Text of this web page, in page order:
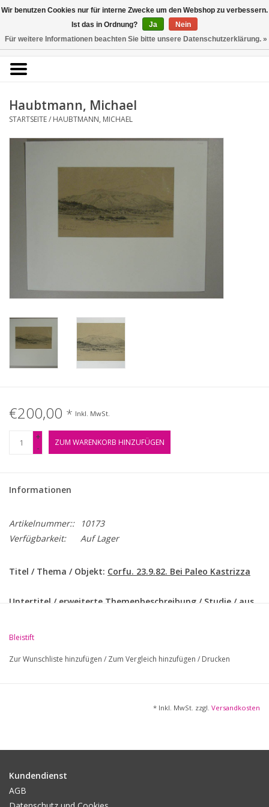
0 Artikel - €0,00
Kunstantiquariat
Rolf Brehmer
Portal für Grafik aus 5
Fotografie
Varia & Rara
Haubtmann, Michael
STARTSEITE/ HAUBTMANN, MICHAEL
€200,00 * Inkl. MwSt.
+
-
ZUM WARENKORB HINZUFÜGEN
Informationen
Artikelnummer::
10173
Verfügbarkeit:
Auf Lager
Titel / Thema / Objekt: Corfu. 23.9.82. Bei Paleo Kastrizza
Untertitel / erweiterte Themenbeschreibung / Studie / aus
Mappe / Zyklus / Journal / weitere Abbildung(en) verso:
Einträge recto und - oder verso:
Ortsbezeichnet u. datiert 23.9.82
Bleistift
Zur Wunschliste hinzufügen / Zum Vergleich hinzufügen / Drucken
* Inkl. MwSt. zzgl. Versandkosten
Kundendienst
AGB
Wir benutzen Cookies nur für interne Zwecke um den Webshop zu verbessern.
Ist das in Ordnung?
Ja
Nein
Für weitere Informationen beachten Sie bitte unsere Datenschutzerklärung. »